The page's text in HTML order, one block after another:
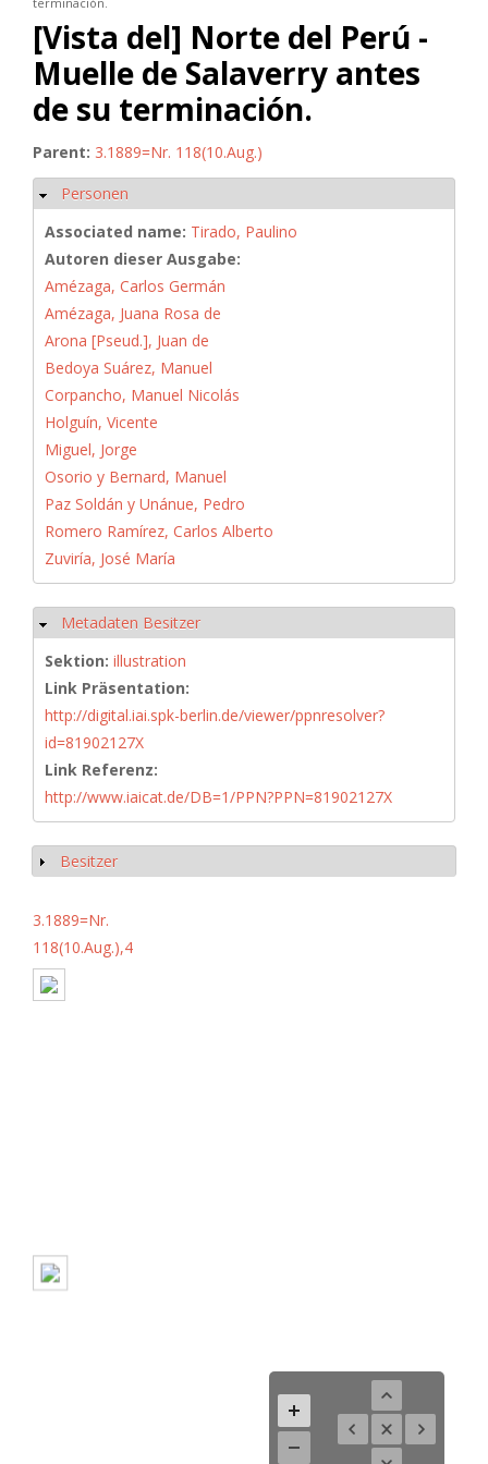
[Vista del] Norte del Perú -
Muelle de Salaverry antes
de su terminación.
Parent: 3.1889=Nr. 118(10.Aug.)
Ausblenden
Personen
Associated name: Tirado, Paulino
Autoren dieser Ausgabe:
Amézaga, Carlos Germán
Amézaga, Juana Rosa de
Arona [Pseud.], Juan de
Bedoya Suárez, Manuel
Corpancho, Manuel Nicolás
Holguín, Vicente
Miguel, Jorge
Osorio y Bernard, Manuel
Paz Soldán y Unánue, Pedro
Romero Ramírez, Carlos Alberto
Zuviría, José María
Ausblenden
Metadaten Besitzer
Sektion: illustration
Link Präsentation:
http://digital.iai.spk-berlin.de/viewer/ppnresolver?
id=81902127X
Link Referenz:
http://www.iaicat.de/DB=1/PPN?PPN=81902127X
Anzeigen
Besitzer
3.1889=Nr.
118(10.Aug.),4